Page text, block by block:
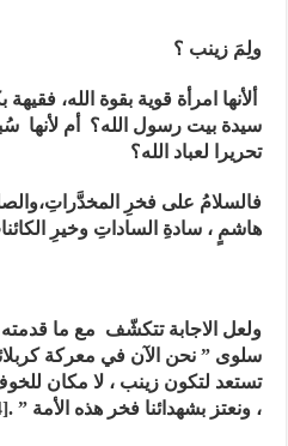
ولِمَ زينب ؟
ألأنها امرأة قوية بقوة الله،
سيدة بيت رسول الله؟ أم لأنها
تحريرا لعباد الله؟
فالسلامُ على فخرِ
هاشمٍ ، سادةِ الساداتِ وخيرِ
ولعل الاجابة تتكشّف مع ما قدمته
سلوى ” نحن الآن في معركة
تستعد لتكون زينب ، لا مكان
، ونعتز بشهدائنا فخر هذه الأمة ”.
[4]